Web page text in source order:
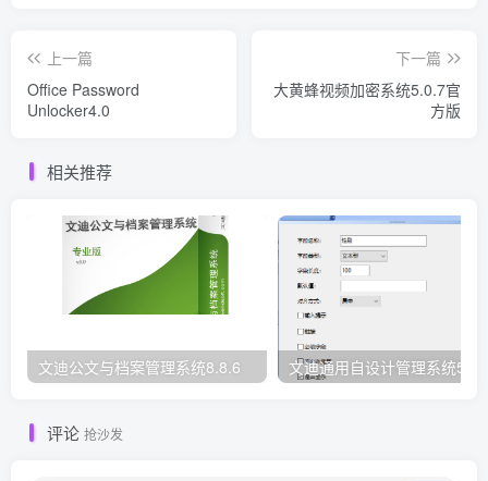
上一篇
Office Password
Unlocker4.0
下一篇
大黄蜂视频加密系统5.0.7官
方版
相关推荐
文迪公文与档案管理系统8.8.6 文迪通用自设计管理系统
评论 抢沙发